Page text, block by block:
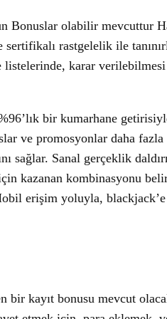
Bonuslar olabilir mevcuttur
rastgelelik ile
karar
bir kumarhane
ve promosyonlar daha
sağlar. Sanal gerçeklik
kazanan kombinasyonu
erişim yoluyla,
bir kayıt bonusu mevcut